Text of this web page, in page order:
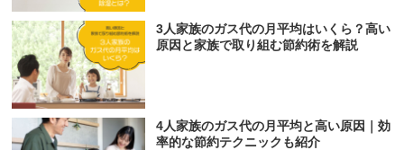
3人家族のガス代の月平均はいくら？高い
原因と家族で取り組む節約術を解説
4人家族のガス代の月平均と高い原因｜効
率的な節約テクニックも紹介